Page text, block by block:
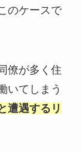
のケースで
僚が多く住
いてしまう
遭遇するリ